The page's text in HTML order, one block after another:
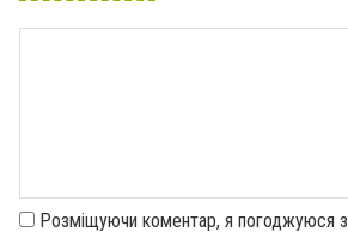
Розміщуючи коментар, я погоджуюся з